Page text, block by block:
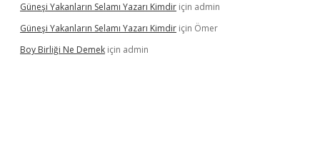
Güneşi Yakanların Selamı Yazarı Kimdir için admin
Güneşi Yakanların Selamı Yazarı Kimdir için Ömer
Boy Birliği Ne Demek için admin